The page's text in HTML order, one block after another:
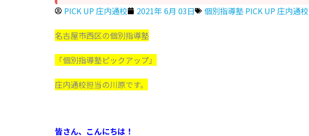
PICK UP 庄内通校 2021年 6月 03日 個別指導塾 PICK UP 庄内通校
名古屋市西区の個別指導塾
「個別指導塾ピックアップ」
庄内通校担当の川原です。
皆さん、こんにちは！